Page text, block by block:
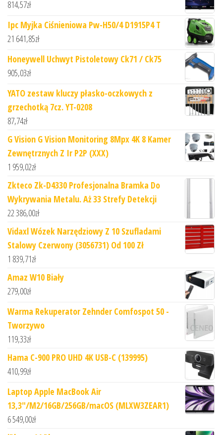
814,57zł
Ipc Myjka Ciśnieniowa Pw-H50/4 D1915P4 T
21 641,85zł
Honeywell Uchwyt Pistoletowy Ck71 / Ck75
905,03zł
YATO zestaw kluczy płasko-oczkowych z
grzechotką 7cz. YT-0208
87,74zł
G Vision G Vision Monitoring 8Mpx 4K 8 Kamer
Zewnętrznych Z Ir P2P (XXX)
1 959,02zł
Zkteco Zk-D4330 Profesjonalna Bramka Do
Wykrywania Metalu. Aż 33 Strefy Detekcji
22 386,00zł
Vidaxl Wózek Narzędziowy Z 10 Szufladami
Stalowy Czerwony (3056731) Od 100 Zł
1 839,71zł
Amaz W10 Biały
279,00zł
Warma Rekuperator Zehnder Comfospot 50 -
Tworzywo
119,33zł
Hama C-900 PRO UHD 4K USB-C (139995)
410,99zł
Laptop Apple MacBook Air
13,3"/M2/16GB/256GB/macOS (MLXW3ZEAR1)
6 549,00zł